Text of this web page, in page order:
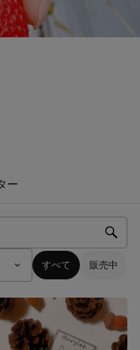
ー
すべて 販売中